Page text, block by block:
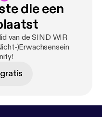
sindwirendli
https://www.tiktok.co
mir!
s
die een
van de SIND WIR
)Erwachsensein